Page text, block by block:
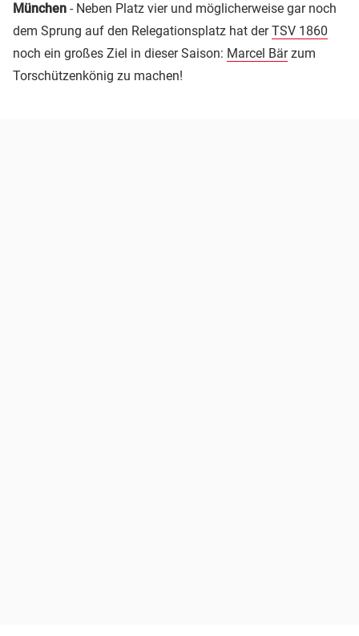
München - Neben Platz vier und möglicherweise gar noch
dem Sprung auf den Relegationsplatz hat derTSV 1860
noch ein großes Ziel in dieser Saison: Marcel Bärzum
Torschützenkönig zu machen!